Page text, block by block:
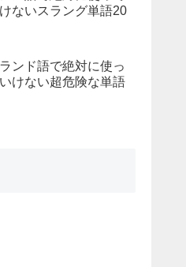
ないスラング単語20
ンド語で絶対に使っ
けない超危険な単語